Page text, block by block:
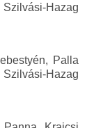
Hazag
Palla
Hazag